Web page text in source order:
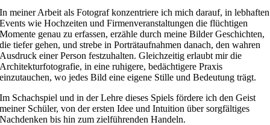
In meiner Arbeit als Fotograf konzentriere ich mich darauf, in lebhaften
Events wie Hochzeiten und Firmenveranstaltungen die flüchtigen
Momente genau zu erfassen, erzähle durch meine Bilder Geschichten,
die tiefer gehen, und strebe in Porträtaufnahmen danach, den wahren
Ausdruck einer Person festzuhalten. Gleichzeitig erlaubt mir die
Architekturfotografie, in eine ruhigere, bedächtigere Praxis
einzutauchen, wo jedes Bild eine eigene Stille und Bedeutung trägt.
Im Schachspiel und in der Lehre dieses Spiels fördere ich den Geist
meiner Schüler, von der ersten Idee und Intuition über sorgfältiges
Nachdenken bis hin zum zielführenden Handeln.